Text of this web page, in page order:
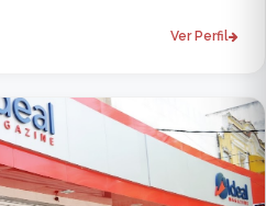
Ver Perfil